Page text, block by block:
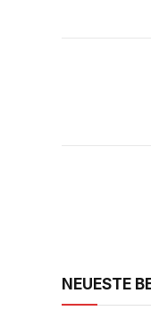
NEUESTE